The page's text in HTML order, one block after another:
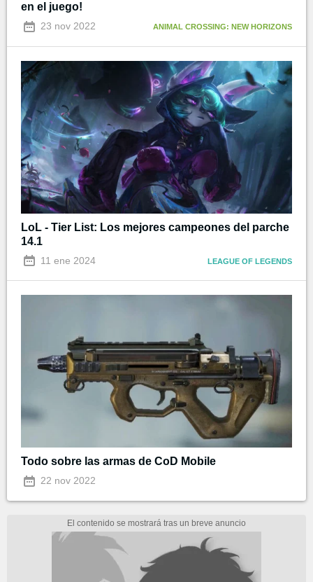
en el juego!
23 nov 2022 ANIMAL CROSSING: NEW HORIZONS
LoL - Tier List: Los mejores campeones del parche
14.1
11 ene 2024 LEAGUE OF LEGENDS
Todo sobre las armas de CoD Mobile
22 nov 2022